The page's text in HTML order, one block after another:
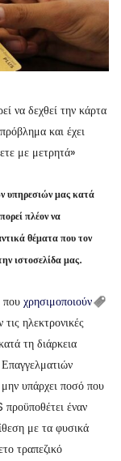
να δεχθεί την κάρτα
και έχει
με μετρητά»
υπηρεσιών μας κατά
πλέον να
θέματα που τον
ιστοσελίδα μας.
που χρησιμοποιούν
ηλεκτρονικές
τη διάρκεια
υπάρχει ποσό που
έναν
με τα φυσικά
τραπεζικό